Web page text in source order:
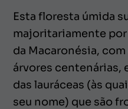
Esta floresta úmida
majoritariamente
da Macaronésia,
árvores centenárias,
das lauráceas (às
seu nome) que são